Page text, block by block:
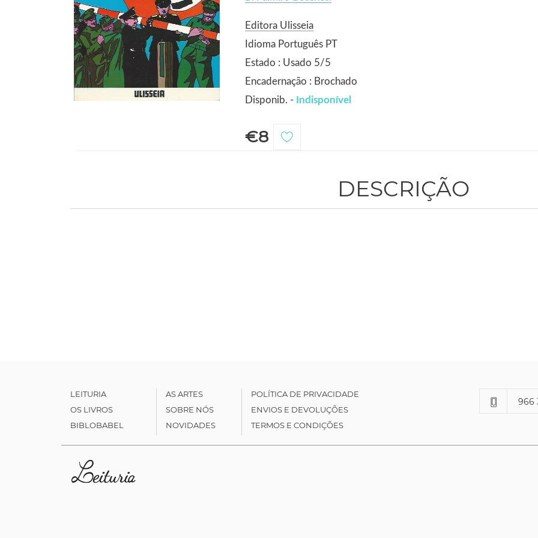
Editora Ulisseia
Idioma Português PT
Estado : Usado 5/5
Encadernação : Brochado
Disponib. - Indisponível
€8
DESCRIÇÃO
LEITURIA
OS LIVROS
BIBLOBABEL
AS ARTES
SOBRE NÓS
NOVIDADES
POLÍTICA DE PRIVACIDADE
ENVIOS E DEVOLUÇÕES
TERMOS E CONDIÇÕES
966